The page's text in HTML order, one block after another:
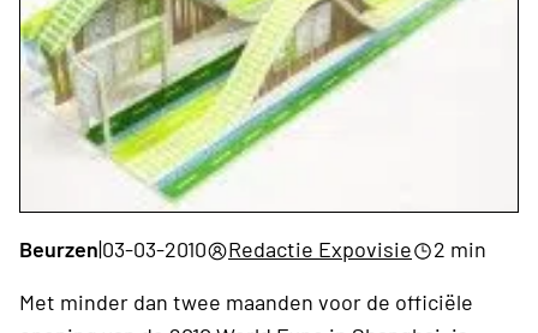
Beurzen|03-03-2010 Redactie Expovisie
2 min
Met minder dan twee maanden voor de officiële